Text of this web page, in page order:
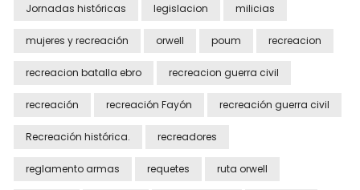
Jornadas históricas legislacion milicias
mujeres y recreación orwell poum recreacion
recreacion batalla ebro recreacion guerra civil
recreación recreación Fayón recreación guerra civil
Recreación histórica. recreadores
reglamento armas requetes ruta orwell